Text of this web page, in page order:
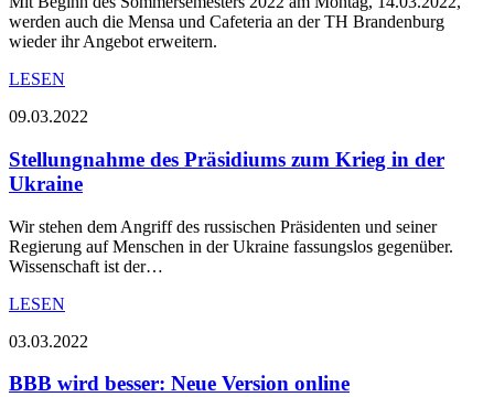
werden auch die Mensa und Cafeteria an der TH Brandenburg
wieder ihr Angebot erweitern.
LESEN
09.03.2022
Stellungnahme des Präsidiums zum Krieg in der
Ukraine
Wir stehen dem Angriff des russischen Präsidenten und seiner
Regierung auf Menschen in der Ukraine fassungslos gegenüber.
Wissenschaft ist der…
LESEN
03.03.2022
BBB wird besser: Neue Version online